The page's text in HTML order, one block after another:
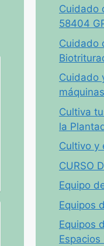
Cuidado
58404
Cuidado
Cuidado
Cultiva
la
Cultivo y
CURSO
Equipo
Equipos
Equipos
Espacios